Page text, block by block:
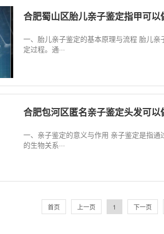
合肥蜀山区胎儿亲子鉴定指甲可以
一、胎儿亲子鉴定的基本原理与流程 胎儿
定过程。通···
合肥包河区匿名亲子鉴定头发可以
一、亲子鉴定的意义与作用 亲子鉴定是指
的生物关系···
首页 上一页 1 下一页